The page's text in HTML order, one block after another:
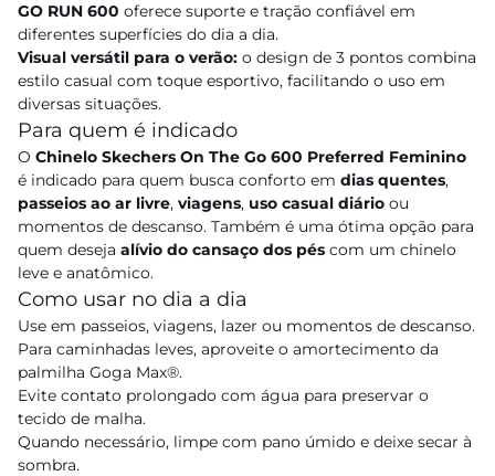
GO RUN 600 oferece suporte e tração confiável em
diferentes superfícies do dia a dia.
Visual versátil para o verão: o design de 3 pontos combina
estilo casual com toque esportivo, facilitando o uso em
diversas situações.
Para quem é indicado
O Chinelo Skechers On The Go 600 Preferred Feminino
é indicado para quem busca conforto em dias quentes,
passeios ao ar livre, viagens, uso casual diário ou
momentos de descanso. Também é uma ótima opção para
quem deseja alívio do cansaço dos pés com um chinelo
leve e anatômico.
Como usar no dia a dia
Use em passeios, viagens, lazer ou momentos de descanso.
Para caminhadas leves, aproveite o amortecimento da
palmilha Goga Max®.
Evite contato prolongado com água para preservar o
tecido de malha.
Quando necessário, limpe com pano úmido e deixe secar à
sombra.